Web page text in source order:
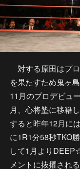
対する原田はプ
を果たすため鬼ヶ
11月のプロデビュ
月、心将塾に移籍
すると昨年12月に
に1R1分58秒TKO
して1月より
メントに抜擢され